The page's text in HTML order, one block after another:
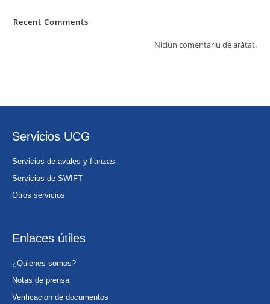
Recent Comments
Niciun comentariu de arătat.
Servicios UCG
Servicios de avales y fianzas
Servicios de SWIFT
Otros servicios
Enlaces útiles
¿Quienes somos?
Notas de prensa
Verificacion de documentos